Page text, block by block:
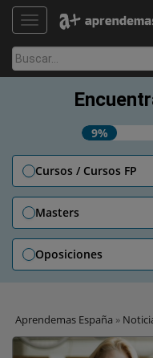
TOGGLE NAVIGATION
Buscar:
9%
Cursos / Cursos FP
Masters
Oposiciones
Aprendemas España »
Milingual, el ‘Uber’ de